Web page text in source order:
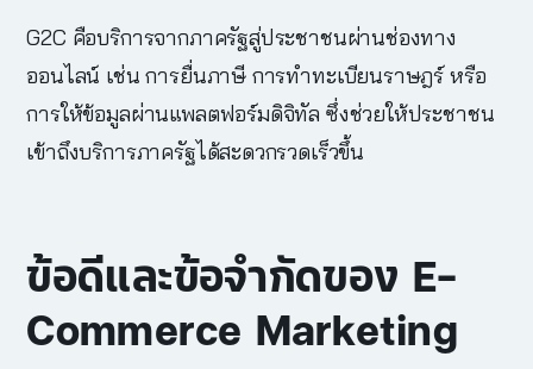
G2C คือบริการจากภาครัฐสู่ประชาชนผ่านช่องทาง
ออนไลน์ เช่น การยื่นภาษี การทำทะเบียนราษฎร์ หรือ
การให้ข้อมูลผ่านแพลตฟอร์มดิจิทัล ซึ่งช่วยให้ประชาชน
เข้าถึงบริการภาครัฐได้สะดวกรวดเร็วขึ้น
ข้อดีและข้อจำกัดของ E-
Commerce Marketing